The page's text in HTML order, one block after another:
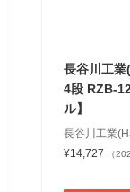
長谷川工
4段 RZB-
ル】
長谷川工業
¥14,727
（